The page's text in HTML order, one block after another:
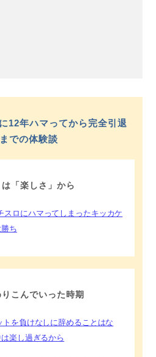
12年ハマってから完全引退
での体験談
「楽しさ」から
スロにハマってしまったキッカケ
ち
こんでいった時期
トを負けなしに辞めることはな
楽し過ぎるから